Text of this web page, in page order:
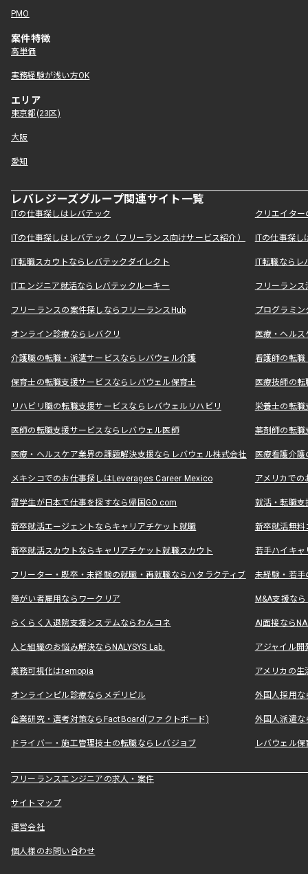
PMO
案件特徴
高単価
実務経験が浅い方OK
エリア
東京都(23区)
大阪
愛知
レバレジーズグループ関連サイト一覧
ITの仕事探しはレバテック クリエイタ
ITの仕事探しはレバテック（フリーランス向けサービス紹介） ITの仕事探
IT転職スカウトならレバテックダイレクト IT転職なら
ITエンジニア就活ならレバテックルーキー フリーラン
フリーランスの案件探しならフリーランスHub プログラミ
オンライン診療ならレバクリ 医療・ヘル
介護職の転職・派遣サービスならレバウェル介護 看護師の転
保育士の転職支援サービスならレバウェル保育士 医療技師の
リハビリ職の転職支援サービスならレバウェルリハビリ 栄養士の転
医師の転職支援サービスならレバウェル医師 薬剤師の転
医療・ヘルスケア業界の課題解決支援ならレバウェル株式会社 医療看護介
メキシコでのお仕事探しはLeverages Career Mexico アメリカで
留学生が日本で仕事を探すなら帰国GO.com 就活・転職
新卒就活エージェントならキャリアチケット就職 新卒就活無料
新卒就活スカウトならキャリアチケット就職スカウト 若手ハイキ
フリーター・既卒・未経験の就職・再就職ならハタラクティブ 未経験・若手
障がい者雇用ならワークリア M&A支援な
らくらく入退院支援システムならわんコネ AI面接なら
人と組織のお悩み解決ならNALYSYS Lab. アジャイル
業務可視化はremopia アメリカの
オンラインピル診療ならメデリピル 外国人採用
企業研究・選考対策ならFactBoard(ファクトボード) 外国人派遣な
ドライバー・施工管理技士の転職ならレバジョブ レバウェル
フリーランスエンジニアの求人・案件
サイトマップ
運営会社
個人様のお問い合わせ